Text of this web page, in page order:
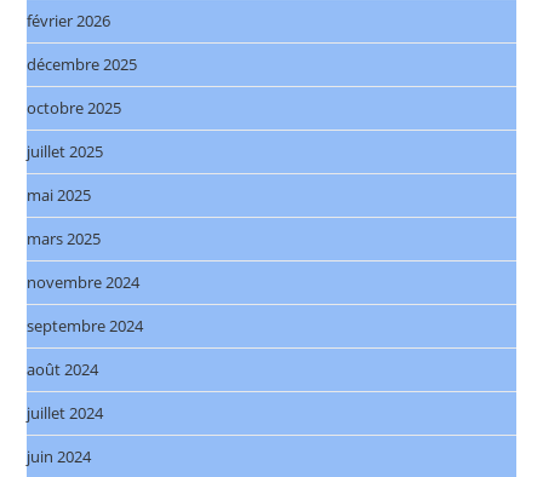
février 2026
décembre 2025
octobre 2025
juillet 2025
mai 2025
mars 2025
novembre 2024
septembre 2024
août 2024
juillet 2024
juin 2024